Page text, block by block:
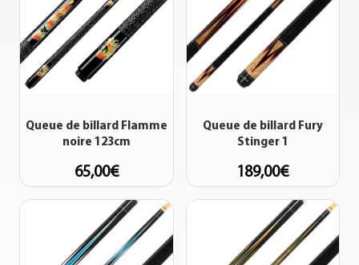
Queue de billard Flamme
noire 123cm
65,00€
Queue de billard Fury
Stinger 1
189,00€